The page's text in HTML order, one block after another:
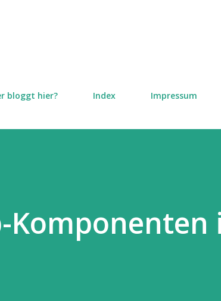
bloggt hier? Index Impressum
Komponenten